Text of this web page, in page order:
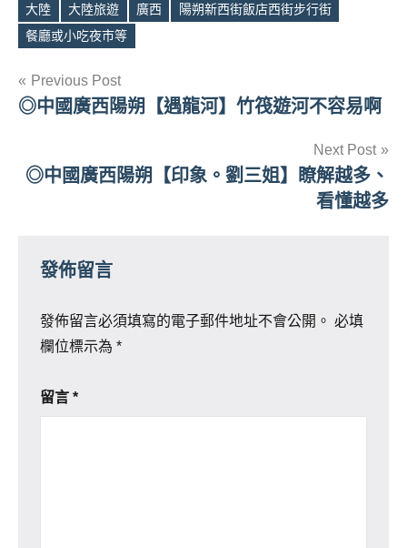
Tags
大陸 大陸旅遊 廣西
陽朔新西街飯店西街步行街
餐廳或小吃夜市等
文
章
覽
Previous Post
◎中國廣西陽朔【遇龍河】竹筏遊河不容易啊
Next Post
◎中國廣西陽朔【印象。劉三姐】瞭解越多、
看懂越多
發佈留言
發佈留言必須填寫的電子郵件地址不會公開。 必填
欄位標示為 *
留言 *